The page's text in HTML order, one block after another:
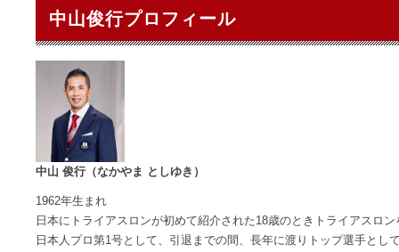
中山俊行プロフィール
中山 俊行（なかやま としゆき）
1962年生まれ
日本にトライアスロンが初めて紹介された18歳のときトライアスロ
日本人プロ第1号として、引退までの間、長年に渡りトップ選手とし